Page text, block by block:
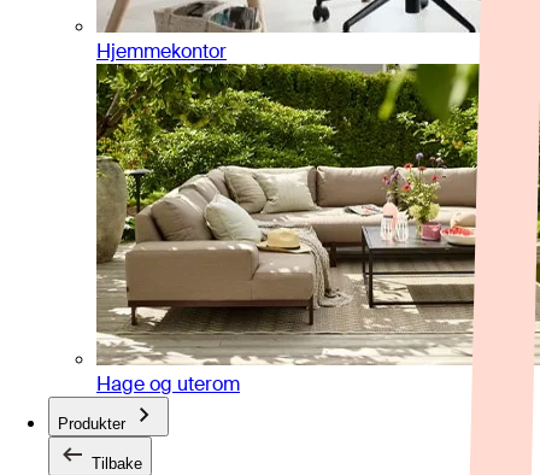
Hjemmekontor
Hage og uterom
Produkter
Tilbake